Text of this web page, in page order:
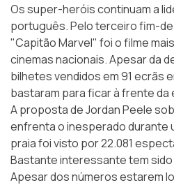
Os super-heróis continuam a
português. Pelo terceiro fim-
"Capitão Marvel" foi o filme
cinemas nacionais. Apesar da
bilhetes vendidos em 91 ecrãs
bastaram para ficar à frente da
A proposta de Jordan Peele
enfrenta o inesperado durante
praia foi visto por 22.081
Bastante interessante tem sido
Apesar dos números estarem